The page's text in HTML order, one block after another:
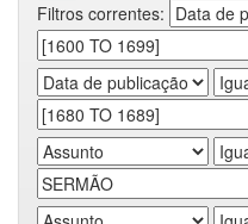
Filtros correntes: